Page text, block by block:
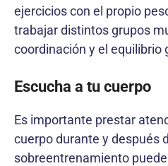
ejercicios con el propio
trabajar distintos grupos
coordinación y el equilibrio
Escucha a tu cuerpo
Es importante prestar
cuerpo durante y después
sobreentrenamiento